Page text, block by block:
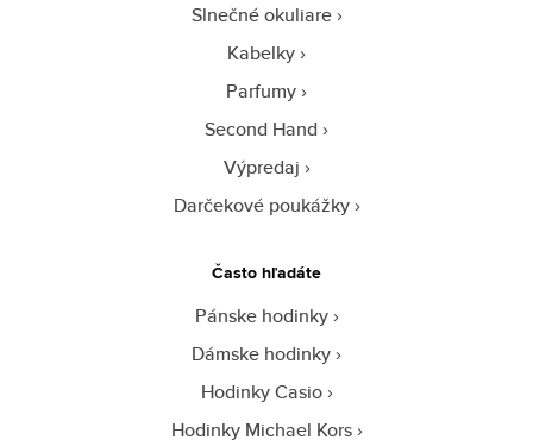
Slnečné okuliare
Kabelky
Parfumy
Second Hand
Výpredaj
Darčekové poukážky
Často hľadáte
Pánske hodinky
Dámske hodinky
Hodinky Casio
Hodinky Michael Kors